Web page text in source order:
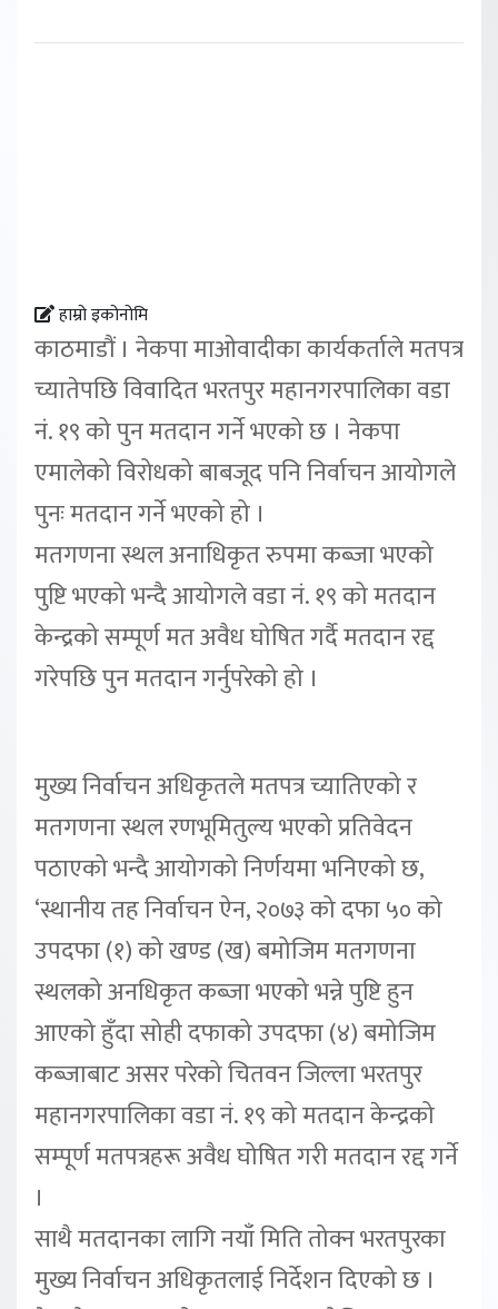
हाम्रो इकोनोमि
काठमाडौं । नेकपा माओवादीका कार्यकर्ताले मतपत्र
च्यातेपछि विवादित भरतपुर महानगरपालिका वडा
नं. १९ को पुन मतदान गर्ने भएको छ । नेकपा
एमालेको विरोधको बाबजूद पनि निर्वाचन आयोगले
पुनः मतदान गर्ने भएको हो ।
मतगणना स्थल अनाधिकृत रुपमा कब्जा भएको
पुष्टि भएको भन्दै आयोगले वडा नं. १९ को मतदान
केन्द्रको सम्पूर्ण मत अवैध घोषित गर्दै मतदान रद्द
गरेपछि पुन मतदान गर्नुपरेको हो ।
मुख्य निर्वाचन अधिकृतले मतपत्र च्यातिएको र
मतगणना स्थल रणभूमितुल्य भएको प्रतिवेदन
पठाएको भन्दै आयोगको निर्णयमा भनिएको छ,
‘स्थानीय तह निर्वाचन ऐन, २०७३ को दफा ५० को
उपदफा (१) को खण्ड (ख) बमोजिम मतगणना
स्थलको अनधिकृत कब्जा भएको भन्ने पुष्टि हुन
आएको हुँदा सोही दफाको उपदफा (४) बमोजिम
कब्जाबाट असर परेको चितवन जिल्ला भरतपुर
महानगरपालिका वडा नं. १९ को मतदान केन्द्रको
सम्पूर्ण मतपत्रहरू अवैध घोषित गरी मतदान रद्द गर्ने
।
साथै मतदानका लागि नयाँ मिति तोक्न भरतपुरका
मुख्य निर्वाचन अधिकृतलाई निर्देशन दिएको छ ।